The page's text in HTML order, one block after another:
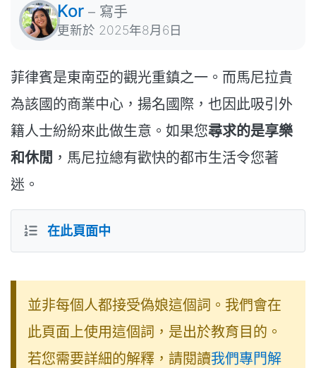
Kor – 寫手
更新於 2025年8月6日
菲律賓是東南亞的觀光重鎮之一。而馬尼拉貴
為該國的商業中心，揚名國際，也因此吸引外
籍人士紛紛來此做生意。如果您尋求的是享樂
和休閒 ，馬尼拉總有歡快的都市生活令您著
迷。
在此頁面中
並非每個人都接受偽娘這個詞。我們會在
此頁面上使用這個詞，是出於教育目的。
若您需要詳細的解釋，請閱讀我們專門解